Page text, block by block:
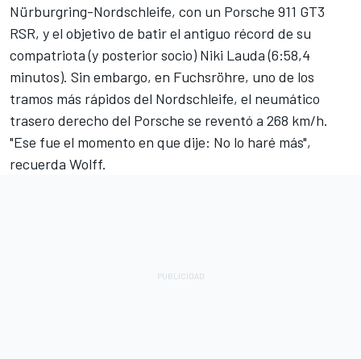
Nürburgring-Nordschleife, con un Porsche 911 GT3
RSR, y el objetivo de batir el antiguo récord de su
compatriota (y posterior socio) Niki Lauda(6:58,4
minutos). Sin embargo, en Fuchsröhre, uno de los
tramos más rápidos del Nordschleife, el neumático
trasero derecho del Porsche se reventó a 268 km/h.
"Ese fue el momento en que dije: No lo haré más",
recuerda Wolff.